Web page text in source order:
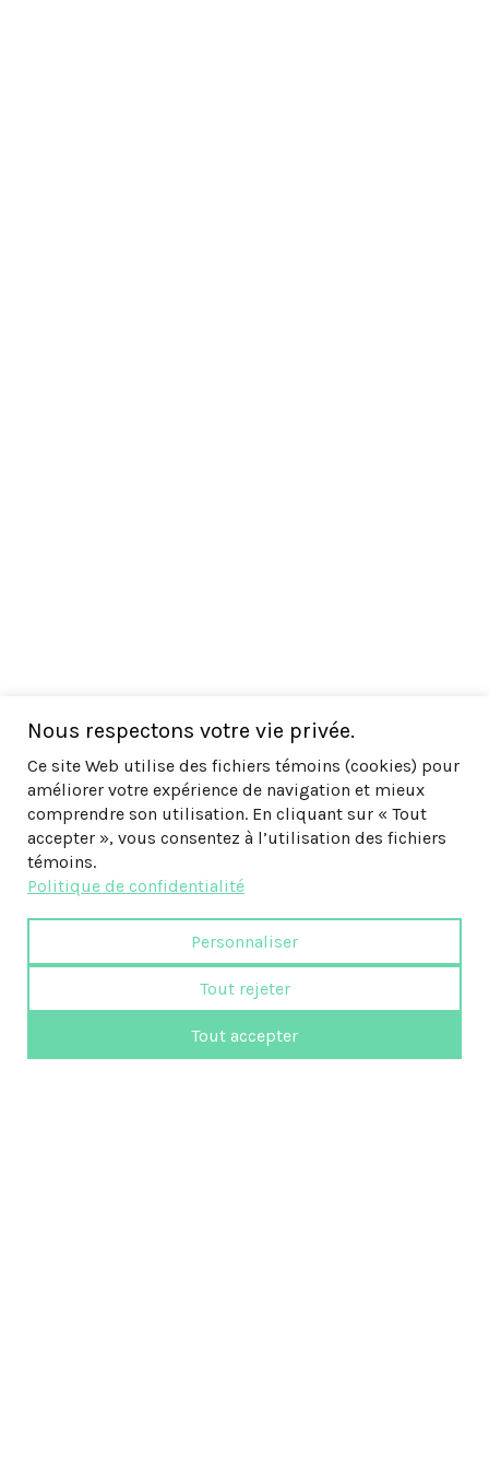
Nous respectons votre vie privée.
Ce site Web utilise des fichiers témoins (cookies) pour
améliorer votre expérience de navigation et mieux
comprendre son utilisation. En cliquant sur « Tout
accepter », vous consentez à l’utilisation des fichiers
témoins.
Politique de confidentialité
Personnaliser
Tout rejeter
Tout accepter